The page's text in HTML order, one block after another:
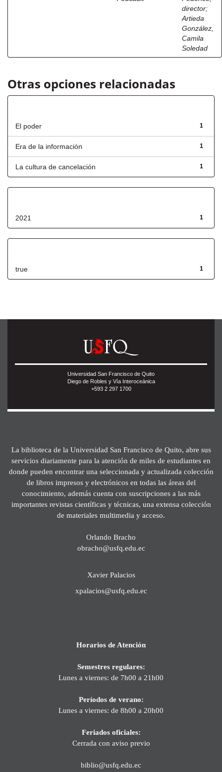
director;
Artieda
González,
Camila
Soledad
Otras opciones relacionadas
1
El poder
1
Era de la información
1
La cultura de cancelación
1
2021
1
true
Universidad San Francisco de Quito
Diego de Robles y Vía Interoceánica
+593 2 297 1700
La biblioteca de la Universidad San Francisco de Quito, abre sus
servicios diariamente para la atención de miles de estudiantes en
donde pueden encontrar una seleccionada y actualizada colección
de libros impresos y electrónicos en todas las áreas del
conocimiento, además cuenta con suscripciones a las más
importantes revistas científicas y técnicas, una extensa colección
de materiales multimedia y acceso.
Orlando Bracho
obracho@usfq.edu.ec
Xavier Palacios
xpalacios@usfq.edu.ec
Horarios de Atención
Semestres regulares:
Lunes a viernes: de 7h00 a 21h00
Períodos de verano:
Lunes a viernes: de 8h00 a 20h00
Feriados oficiales:
Cerrada con aviso previo
biblio@usfq.edu.ec